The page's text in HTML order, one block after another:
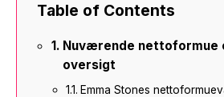
Table of Contents
Nuværende nettoformue
oversigt
Emma Stones